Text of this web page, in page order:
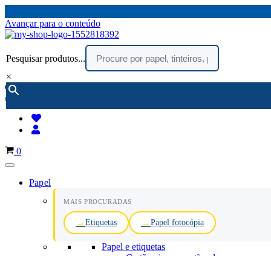
Avançar para o conteúdo
Pesquisar produtos...
×
encomendar por telefone :
(chamada rede fixa nacional)
Carrinho
0
Papel
MAIS PROCURADAS
Etiquetas Papel fotocópia
Papel e etiquetas